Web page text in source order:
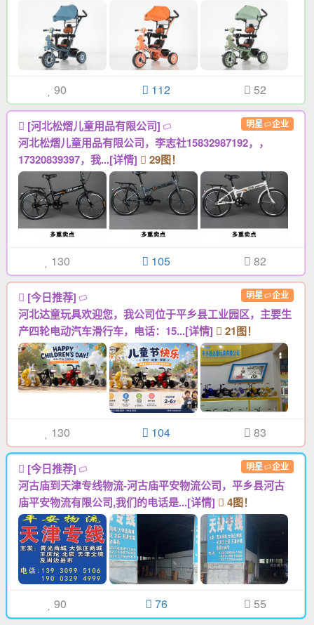
90 112 52
[河北松熠儿童用品有限公司] 明星 企业
河北松熠儿童用品有限公司，李志社15832987192，，
17320839397，我...[详情]
29图！
130 105 82
[今日推荐] 明星 企业
河北达童玩具欢迎您，我公司位于平乡县工业园区，主要生
产四轮电动汽车滑行车，电话：15...[详情]
21图！
130 104 83
[今日推荐] 明星 企业
河古庙到天津专线物流-河古庙平安物流公司，平乡县河古
庙平安物流有限公司,我们的电话是...[详情]
4图！
90 76 55